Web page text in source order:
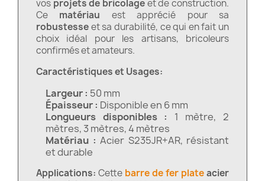
vos projets de bricolageet de construction.
Ce matériau est apprécié pour sa
robustesseet sa durabilité, ce qui en fait un
choix idéal pour les artisans, bricoleurs
confirmés et amateurs.
Caractéristiques et Usages:
Largeur : 50 mm
Épaisseur : Disponible en 6 mm
Longueurs disponibles :
1 mètre, 2
mètres, 3 mètres, 4 mètres
Matériau : Acier S235JR+AR, résistant
et durable
Applications: Cette barre defer plateacier